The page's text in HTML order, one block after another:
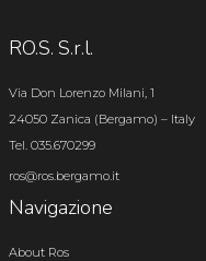
RO.S. S.r.l.
Via Don Lorenzo Milani, 1
24050 Zanica (Bergamo) – Italy
Tel. 035.670299
ros@ros.bergamo.it
Navigazione
About Ros